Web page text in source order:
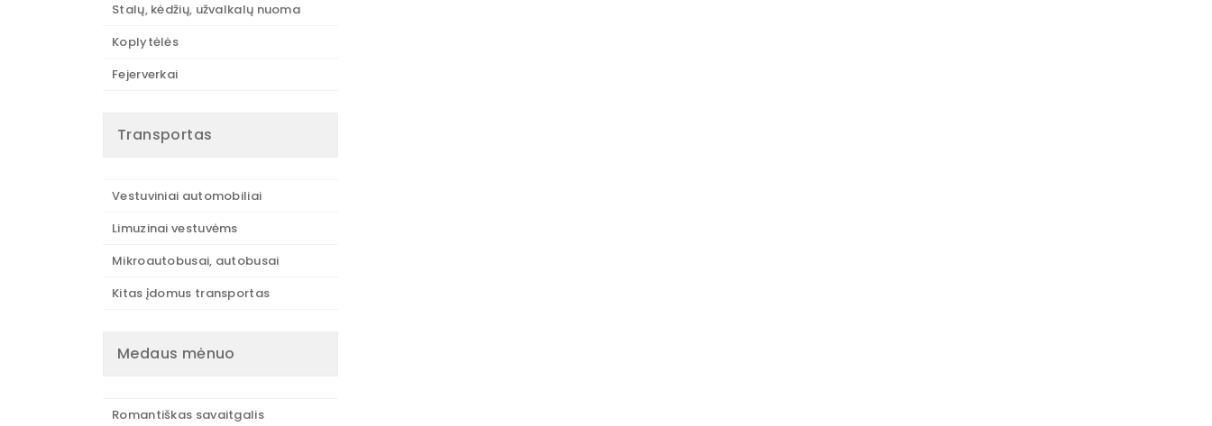
Stalų, kėdžių, užvalkalų nuoma
Koplytėlės
Fejerverkai
Transportas
Vestuviniai automobiliai
Limuzinai vestuvėms
Mikroautobusai, autobusai
Kitas įdomus transportas
Medaus mėnuo
Romantiškas savaitgalis